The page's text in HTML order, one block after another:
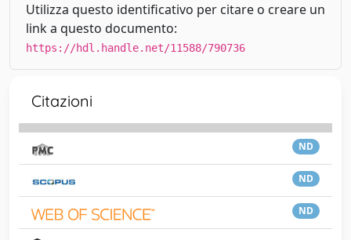
Utilizza questo identificativo per citare o creare un
link a questo documento:
https://hdl.handle.net/11588/790736
Citazioni
ND
ND
ND